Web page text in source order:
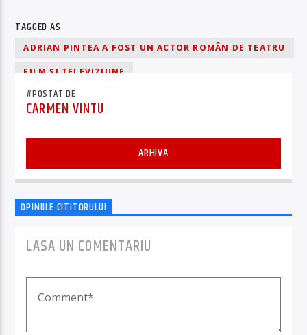
TAGGED AS
ADRIAN PINTEA A FOST UN ACTOR ROMÂN DE TEATRU
FILM ȘI TELEVIZIUNE
#POSTAT DE
CARMEN VINTU
ARHIVA
OPINIILE CITITORULUI
LASA UN COMENTARIU